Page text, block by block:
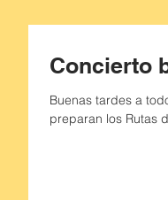
Concierto
Buenas tardes a
preparan los Rutas